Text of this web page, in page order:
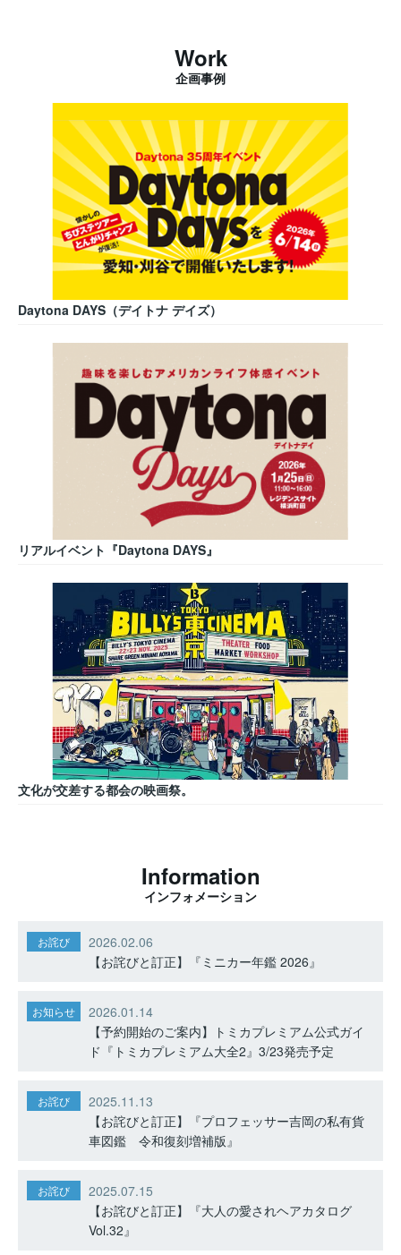
Work
企画事例
Daytona DAYS（デイトナ デイズ）
リアルイベント『Daytona DAYS』
文化が交差する都会の映画祭。
Information
インフォメーション
お詫び
2026.02.06
【お詫びと訂正】『ミニカー年鑑 2026』
お知らせ
2026.01.14
【予約開始のご案内】トミカプレミアム公式ガイ
ド『トミカプレミアム大全2』3/23発売予定
お詫び
2025.11.13
【お詫びと訂正】『プロフェッサー吉岡の私有貨
車図鑑 令和復刻増補版』
お詫び
2025.07.15
【お詫びと訂正】『大人の愛されヘアカタログ
Vol.32』